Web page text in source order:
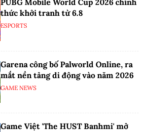
PUBG Mobile World Cup 2026 chính
thức khởi tranh từ 6.8
ESPORTS
Garena công bố Palworld Online, ra
mắt nền tảng di động vào năm 2026
GAME NEWS
Game Việt 'The HUST Banhmi' mở